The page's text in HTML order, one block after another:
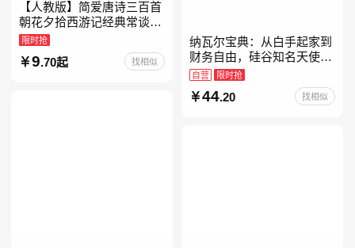
【人教版】简爱唐诗三百首
朝花夕拾西游记经典常谈昆
虫记骆驼祥子钢铁是怎样炼
成的升级版鲁迅原著正版七
八九年级上下 鲁滨逊漂流
限时抢
9.70起 找相似
纳瓦尔宝典：从白手起家到
财务自由，硅谷知名天使投
资人纳瓦尔智慧箴言录
自营 限时抢
44.20 找相似